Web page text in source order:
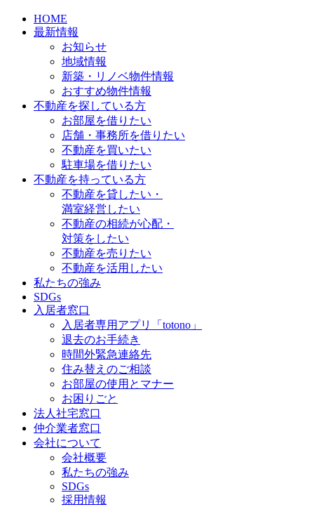
HOME
最新情報
お知らせ
地域情報
新築・リノベ物件情報
おすすめ物件情報
不動産を探している方
お部屋を借りたい
店舗・事務所を借りたい
不動産を買いたい
駐車場を借りたい
不動産を持っている方
不動産を貸したい・
満室経営したい
不動産の相続が心配・
対策をしたい
不動産を売りたい
不動産を活用したい
私たちの強み
SDGs
入居者窓口
入居者専用アプリ「totono」
退去のお手続き
時間外緊急連絡先
住み替えのご相談
お部屋の使用とマナー
お困りごと
法人社宅窓口
仲介業者窓口
会社について
会社概要
私たちの強み
SDGs
採用情報